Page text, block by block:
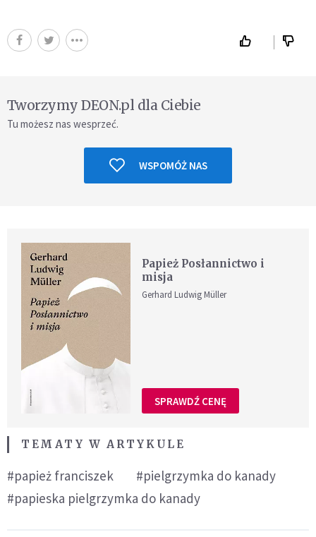
Tworzymy DEON.pl dla Ciebie
Tu możesz nas wesprzeć.
WSPOMÓŻ NAS
Papież Posłannictwo i
misja
Gerhard Ludwig Müller
SPRAWDŹ CENĘ
TEMATY W ARTYKULE
#papież franciszek
#pielgrzymka do kanady
#papieska pielgrzymka do kanady